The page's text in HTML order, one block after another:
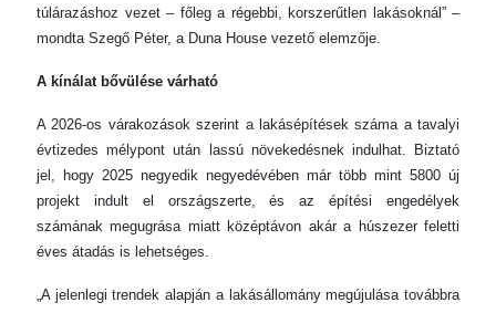
túlárazáshoz vezet – főleg a régebbi, korszerűtlen lakásoknál” –
mondta Szegő Péter, a Duna House vezető elemzője.
A kínálat bővülése várható
A 2026-os várakozások szerint a lakásépítések száma a tavalyi
évtizedes mélypont után lassú növekedésnek indulhat. Biztató
jel, hogy 2025 negyedik negyedévében már több mint 5800 új
projekt indult el országszerte, és az építési engedélyek
számának megugrása miatt középtávon akár a húszezer feletti
éves átadás is lehetséges.
„A jelenlegi trendek alapján a lakásállomány megújulása továbbra